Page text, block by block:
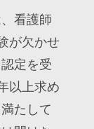
看護師
が欠かせ
定を受
以上求め
たして